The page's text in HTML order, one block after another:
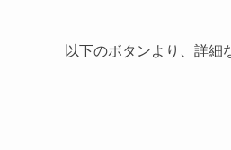
以下のボタンより、詳細